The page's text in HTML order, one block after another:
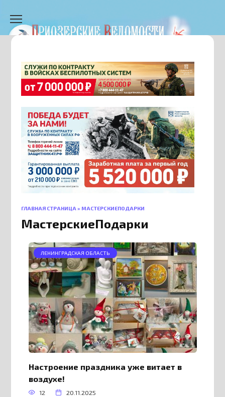
содержанию
ГЛАВНАЯ СТРАНИЦА » МАСТЕРСКИЕПОДАРКИ
МастерскиеПодарки
ЛЕНИНГРАДСКАЯ ОБЛАСТЬ
Настроение праздника уже витает в
воздухе!
12 20.11.2025